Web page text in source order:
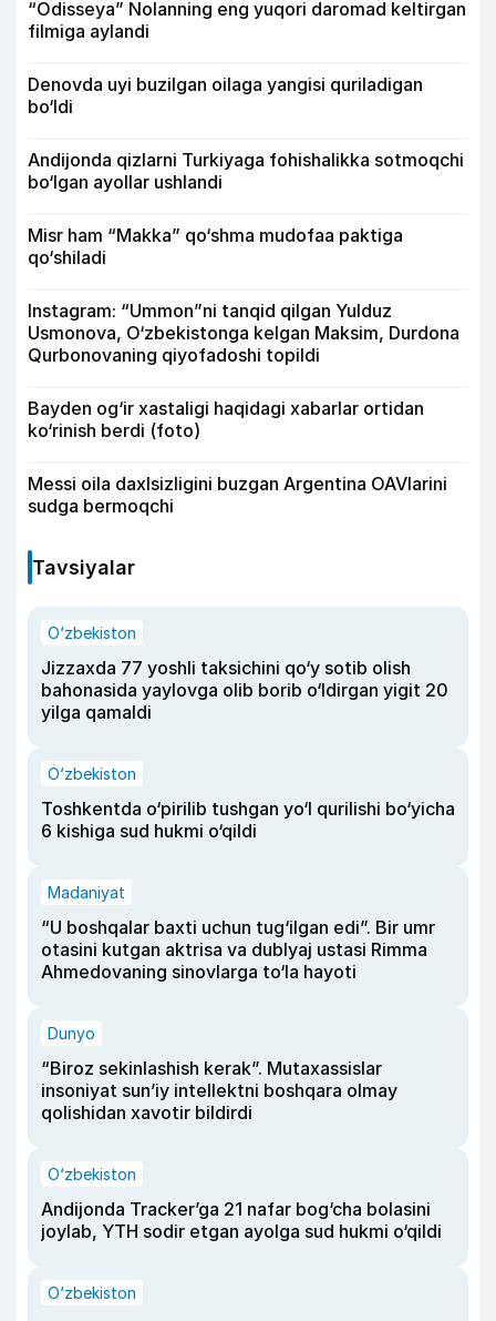
“Odisseya” Nolanning eng yuqori daromad keltirgan
filmiga aylandi
Denovda uyi buzilgan oilaga yangisi quriladigan
bo‘ldi
Andijonda qizlarni Turkiyaga fohishalikka sotmoqchi
bo‘lgan ayollar ushlandi
Misr ham “Makka” qo‘shma mudofaa paktiga
qo‘shiladi
Instagram: “Ummon”ni tanqid qilgan Yulduz
Usmonova, O‘zbekistonga kelgan Maksim, Durdona
Qurbonovaning qiyofadoshi topildi
Bayden og‘ir xastaligi haqidagi xabarlar ortidan
ko‘rinish berdi (foto)
Messi oila daxlsizligini buzgan Argentina OAVlarini
sudga bermoqchi
Tavsiyalar
O‘zbekiston
Jizzaxda 77 yoshli taksichini qo‘y sotib olish
bahonasida yaylovga olib borib o‘ldirgan yigit 20
yilga qamaldi
O‘zbekiston
Toshkentda o‘pirilib tushgan yo‘l qurilishi bo‘yicha
6 kishiga sud hukmi o‘qildi
Madaniyat
“U boshqalar baxti uchun tug‘ilgan edi”. Bir umr
otasini kutgan aktrisa va dublyaj ustasi Rimma
Ahmedovaning sinovlarga to‘la hayoti
Dunyo
“Biroz sekinlashish kerak”. Mutaxassislar
insoniyat sun’iy intellektni boshqara olmay
qolishidan xavotir bildirdi
O‘zbekiston
Andijonda Tracker’ga 21 nafar bog‘cha bolasini
joylab, YTH sodir etgan ayolga sud hukmi o‘qildi
O‘zbekiston